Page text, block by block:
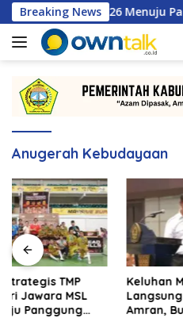
Langsung
ke
konten
Breaking News
MSL 2026 Menuju Panggung
Anugerah Kebudayaan
Keluhan Mahasiswa Alor
Langsung Dijawab Mentan
Amran, Bulog Diminta Kirim